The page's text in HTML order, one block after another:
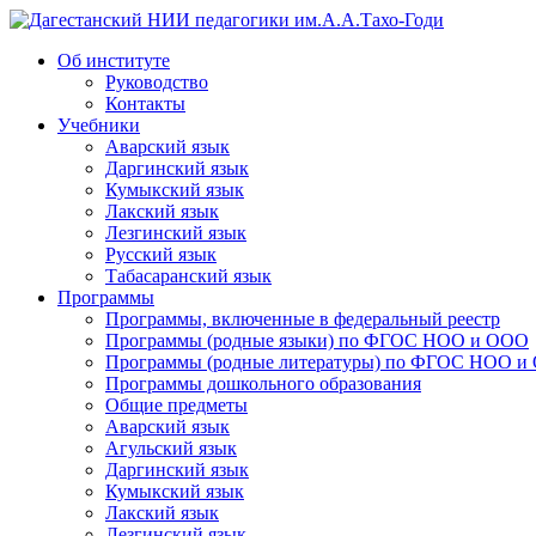
Дагестанский НИИ педагогики им.А.А.Тахо-Годи
Об институте
Руководство
Контакты
Учебники
Аварский язык
Даргинский язык
Кумыкский язык
Лакский язык
Лезгинский язык
Русский язык
Табасаранский язык
Программы
Программы, включенные в федеральный реестр
Программы (родные языки) по ФГОС НОО и ООО
Программы (родные литературы) по ФГОС НОО
Программы дошкольного образования
Общие предметы
Аварский язык
Агульский язык
Даргинский язык
Кумыкский язык
Лакский язык